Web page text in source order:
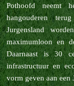
Pothoofd neemt
hangouderen
Jurgensland
maximumloon en
Daarnaast is 30
infrastructuur en
vorm geven aan een